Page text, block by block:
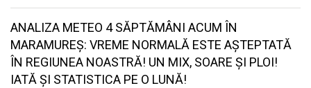
ANALIZA METEO 4 SĂPTĂMÂNI ACUM ÎN
MARAMUREȘ: VREME NORMALĂ ESTE AȘTEPTATĂ
ÎN REGIUNEA NOASTRĂ! UN MIX, SOARE ȘI PLOI!
IATĂ ȘI STATISTICA PE O LUNĂ!